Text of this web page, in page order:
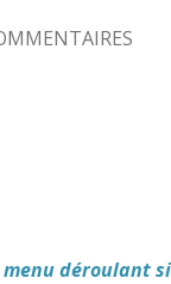
déroulant